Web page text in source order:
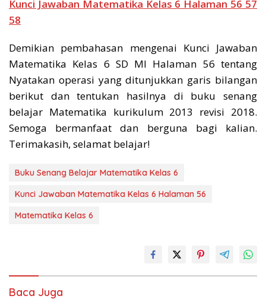
Kunci Jawaban Matematika Kelas 6 Halaman 56 57
58
Demikian pembahasan mengenai Kunci Jawaban
Matematika Kelas 6 SD MI Halaman 56 tentang
Nyatakan operasi yang ditunjukkan garis bilangan
berikut dan tentukan hasilnya di buku senang
belajar Matematika kurikulum 2013 revisi 2018.
Semoga bermanfaat dan berguna bagi kalian.
Terimakasih, selamat belajar!
Buku Senang Belajar Matematika Kelas 6
Kunci Jawaban Matematika Kelas 6 Halaman 56
Matematika Kelas 6
Baca Juga